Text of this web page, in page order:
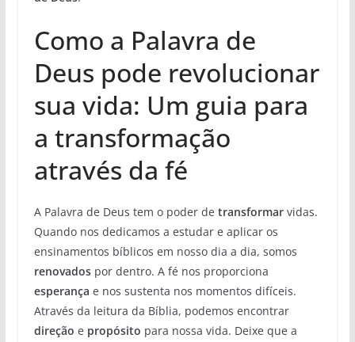
Como a Palavra de
Deus pode revolucionar
sua vida: Um guia para
a transformação
através da fé
A Palavra de Deus tem o poder de transformarvidas.
Quando nos dedicamos a estudar e aplicar os
ensinamentos bíblicos em nosso dia a dia, somos
renovadospor dentro. A fé nos proporciona
esperança e nos sustenta nos momentos difíceis.
Através da leitura da Bíblia, podemos encontrar
direção e propósito para nossa vida. Deixe que a